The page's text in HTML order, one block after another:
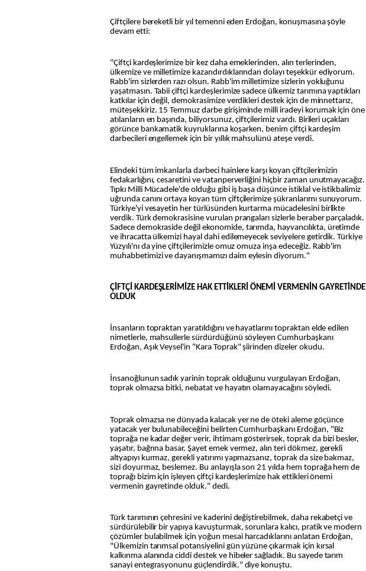
Çiftçilere bereketli bir yıl temenni eden Erdoğan, konuşmasına şöyle
devam etti:
"Çiftçi kardeşlerimize bir kez daha emeklerinden, alın terlerinden,
ülkemize ve milletimize kazandırdıklarından dolayı teşekkür ediyorum.
Rabb'im sizlerden razı olsun. Rabb'im milletimize sizlerin yokluğunu
yaşatmasın. Tabii çiftçi kardeşlerimize sadece ülkemiz tarımına yaptıkları
katkılar için değil, demokrasimize verdikleri destek için de minnettarız,
müteşekkiriz. 15 Temmuz darbe girişiminde milli iradeyi korumak için öne
atılanların en başında, biliyorsunuz, çiftçilerimiz vardı. Birileri uçakları
görünce bankamatik kuyruklarına koşarken, benim çiftçi kardeşim
darbecileri engellemek için bir yıllık mahsulünü ateşe verdi.
Elindeki tüm imkanlarla darbeci hainlere karşı koyan çiftçilerimizin
fedakarlığını, cesaretini ve vatanperverliğini hiçbir zaman unutmayacağız.
Tıpkı Milli Mücadele'de olduğu gibi iş başa düşünce istiklal ve istikbalimiz
uğrunda canını ortaya koyan tüm çiftçilerimize şükranlarımı sunuyorum.
Türkiye'yi vesayetin her türlüsünden kurtarma mücadelesini birlikte
verdik. Türk demokrasisine vurulan prangaları sizlerle beraber parçaladık.
Sadece demokraside değil ekonomide, tarımda, hayvancılıkta, üretimde
ve ihracatta ülkemizi hayal dahi edilemeyecek seviyelere getirdik. Türkiye
Yüzyılı'nı da yine çiftçilerimizle omuz omuza inşa edeceğiz. Rabb'im
muhabbetimizi ve dayanışmamızı daim eylesin diyorum."
ÇİFTÇİ KARDEŞLERİMİZE HAK ETTİKLERİ ÖNEMİ VERMENİN GAYRETİNDE
OLDUK
İnsanların topraktan yaratıldığını ve hayatlarını topraktan elde edilen
nimetlerle, mahsullerle sürdürdüğünü söyleyen Cumhurbaşkanı
Erdoğan, Aşık Veysel'in "Kara Toprak" şiirinden dizeler okudu.
İnsanoğlunun sadık yarinin toprak olduğunu vurgulayan Erdoğan,
toprak olmazsa bitki, nebatat ve hayatın olamayacağını söyledi.
Toprak olmazsa ne dünyada kalacak yer ne de öteki aleme göçünce
yatacak yer bulunabileceğini belirten Cumhurbaşkanı Erdoğan, "Biz
toprağa ne kadar değer verir, ihtimam gösterirsek, toprak da bizi besler,
yaşatır, bağrına basar. Şayet emek vermez, alın teri dökmez, gerekli
altyapıyı kurmaz, gerekli yatırımı yapmazsanız, toprak da size bakmaz,
sizi doyurmaz, beslemez. Bu anlayışla son 21 yılda hem toprağa hem de
toprağı bizim için işleyen çiftçi kardeşlerimize hak ettikleri önemi
vermenin gayretinde olduk." dedi.
Türk tarımının çehresini ve kaderini değiştirebilmek, daha rekabetçi ve
sürdürülebilir bir yapıya kavuşturmak, sorunlara kalıcı, pratik ve modern
çözümler bulabilmek için yoğun mesai harcadıklarını anlatan Erdoğan,
"Ülkemizin tarımsal potansiyelini gün yüzüne çıkarmak için kırsal
kalkınma alanında ciddi destek ve hibeler sağladık. Bu sayede tarım
sanayi entegrasyonunu güçlendirdik." diye konuştu.